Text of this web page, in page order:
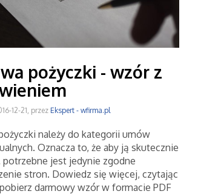
pożyczki - wzór z
12-21, przez Ekspert - wfirma.pl
należy do kategorii umów
Oznacza to, że aby ją skutecznie
potrzebne jest jedynie zgodne
stron. Dowiedz się więcej, czytając
darmowy wzór w formacie PDF